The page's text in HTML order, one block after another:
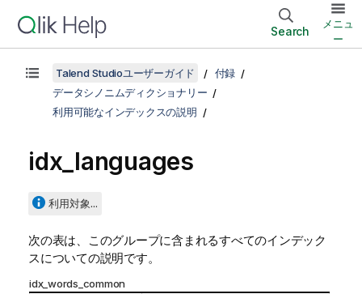
Search
メニュ
ー
Talend Studioユーザーガイド
付録
データシノニムディクショナリー
利用可能なインデックスの説明
idx_languages
利用対象...
次の表は、このグループに含まれるすべてのインデック
スについての説明です。
idx_words_common